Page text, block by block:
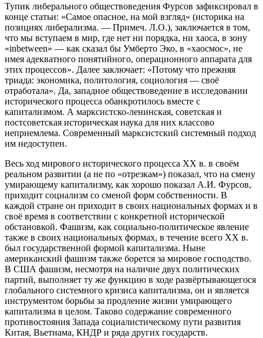
Тупик либерального обществоведения Фурсов зафиксировал в
конце статьи: «Самое опасное, на мой взгляд» (историка на
позициях либерализма. — Примеч. Л.О.), заключается в том,
что мы вступаем в мир, где нет ни порядка, ни хаоса, в зону
«inbetween» — как сказал бы Умберто Эко, в «хаосмос», не
имея адекватного понятийного, операционного аппарата для
этих процессов». Далее заключает: «Потому что прежняя
триада: экономика, политология, социология — своё
отработала». Да, западное обществоведение в исследовании
исторического процесса обанкротилось вместе с
капитализмом. А марксистско-ленинская, советская и
постсоветская историческая наука для них классово
неприемлема. Современный марксистский системный подход
им недоступен.
Весь ход мирового исторического процесса XX в. в своём
реальном развитии (а не по «отрезкам») показал, что на смену
умирающему капитализму, как хорошо показал А.И. Фурсов,
приходит социализм со сменой форм собственности. В
каждой стране он приходит в своих национальных формах и в
своё время в соответствии с конкретной исторической
обстановкой. Фашизм, как социально-политическое явление
также в своих национальных формах, в течение всего XX в.
был государственной формой капитализма. Ныне
американский фашизм также борется за мировое господство.
В США фашизм, несмотря на наличие двух политических
партий, выполняет ту же функцию в ходе развёртывающегося
глобального системного кризиса капитализма, он и является
инструментом борьбы за продление жизни умирающего
капитализма в целом. Таково содержание современного
противостояния Запада социалистическому пути развития
Китая, Вьетнама, КНДР и ряда других государств.